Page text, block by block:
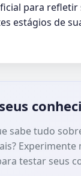
para
estágios de
sabe tudo
Experimente
testar seus